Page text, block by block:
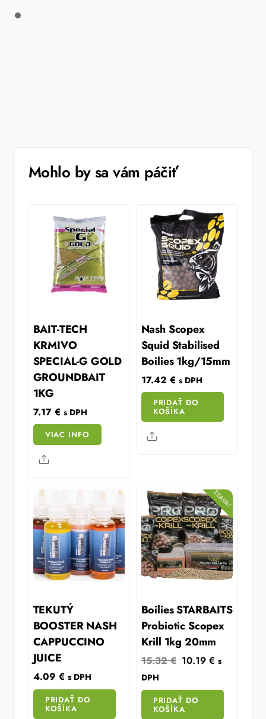
Mohlo by sa vám páčiť
BAIT-TECH
KRMIVO
SPECIAL-G GOLD
GROUNDBAIT
1KG
7.17 € s DPH
VIAC INFO
Share
Nash Scopex
Squid Stabilised
Boilies 1kg/15mm
17.42 € s DPH
PRIDAŤ DO
KOŠÍKA
Share
TEKUTÝ
BOOSTER NASH
CAPPUCCINO
JUICE
4.09 € s DPH
PRIDAŤ DO
KOŠÍKA
ZĽAVA!
Boilies STARBAITS
Probiotic Scopex
Krill 1kg 20mm
15.32€ Original
was:
15.32 €.
10.19€ Current
is:
s
DPH
PRIDAŤ DO
KOŠÍKA